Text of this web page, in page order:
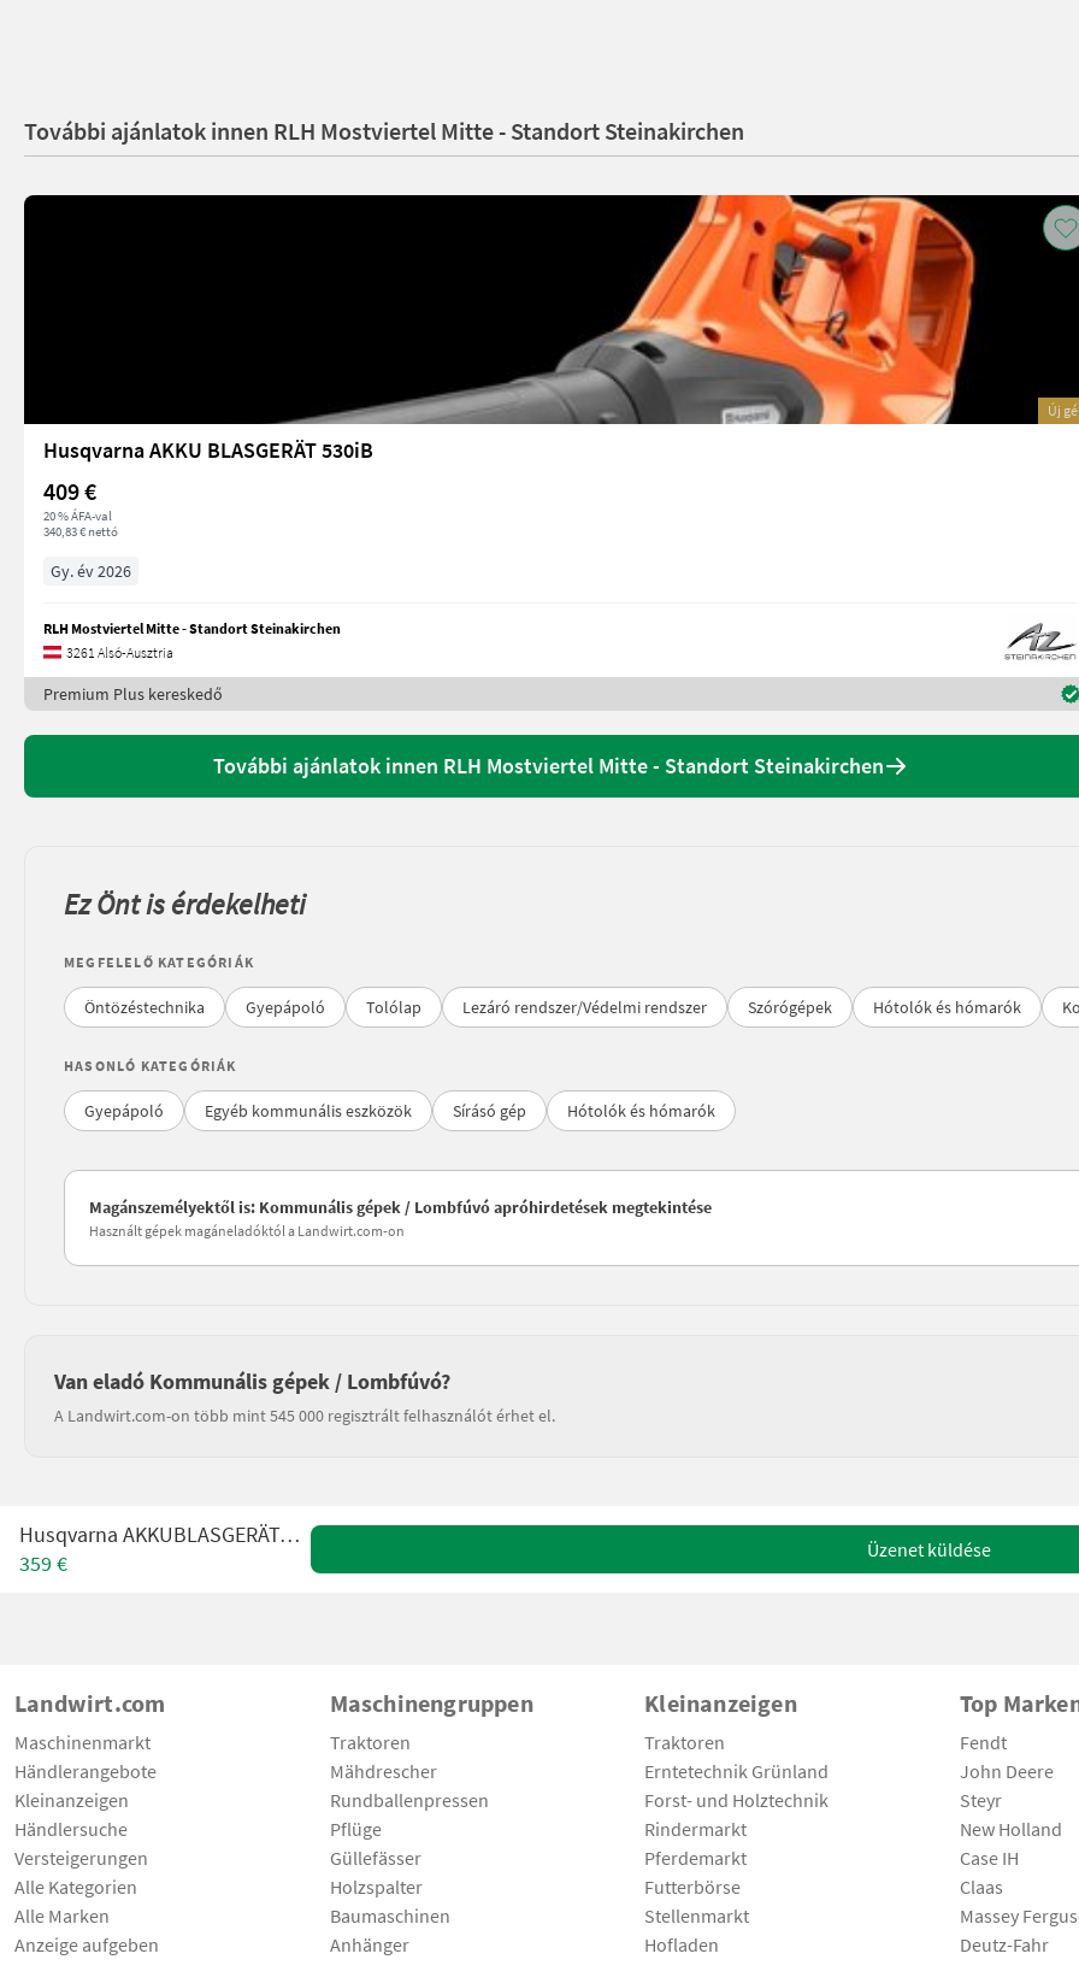
További ajánlatok innen RLH Mostviertel Mitte - Standort Steinakirchen
Új
Husqvarna AKKU BLASGERÄT 530iB
409 €
20 % ÁFA-val
340,83 € nettó
Gy. év 2026
RLH Mostviertel Mitte - Standort Steinakirchen
3261 Alsó-Ausztria
Premium Plus kereskedő
További ajánlatok innen RLH Mostviertel Mitte - Standort Steinakirchen
Ez Önt is érdekelheti
MEGFELELŐ KATEGÓRIÁK
Öntözéstechnika Gyepápoló Tolólap Lezáró rendszer/Védelmi rendszer Szórógépek Hótolók és hómarók
HASONLÓ KATEGÓRIÁK
Gyepápoló Egyéb kommunális eszközök Sírásó gép Hótolók és hómarók
Magánszemélyektől is: Kommunális gépek / Lombfúvó apróhirdetések megtekintése
Használt gépek magáneladóktól a Landwirt.com-on
Van eladó Kommunális gépek / Lombfúvó?
A Landwirt.com-on több mint 545 000 regisztrált felhasználót érhet el.
Husqvarna AKKUBLASGERÄTSET 120IBV
359 €
Üzenet küldése
Landwirt.com
Maschinenmarkt
Händlerangebote
Kleinanzeigen
Händlersuche
Versteigerungen
Alle Kategorien
Alle Marken
Anzeige aufgeben
Maschinengruppen
Traktoren
Mähdrescher
Rundballenpressen
Pflüge
Güllefässer
Holzspalter
Baumaschinen
Anhänger
Kleinanzeigen
Traktoren
Erntetechnik Grünland
Forst- und Holztechnik
Rindermarkt
Pferdemarkt
Futterbörse
Stellenmarkt
Hofladen
Top
Fendt
John Deere
Steyr
New Holland
Case IH
Claas
Massey
Deutz-Fahr